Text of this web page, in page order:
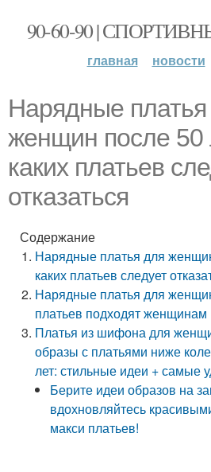
90-60-90 |
главная новости
Нарядные
женщин после 50
каких платьев
отказаться
Содержание
Нарядные платья для
каких платьев следует
Нарядные платья для
платьев подходят женщинам
Платья из шифона для
образы с платьями ниже
лет: стильные идеи + самые
Берите идеи образов на
вдохновляйтесь
макси платьев!